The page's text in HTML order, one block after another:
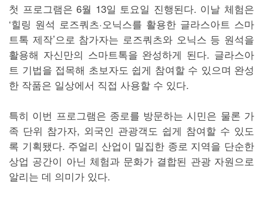
첫 프로그램은 6월 13일 토요일 진행된다. 이날 체험은
‘힐링 원석 로즈쿼츠·오닉스를 활용한 글라스아트 스마
트톡 제작’으로 참가자는 로즈쿼츠와 오닉스 등 원석을
활용해 자신만의 스마트톡을 완성하게 된다. 글라스아
트 기법을 접목해 초보자도 쉽게 참여할 수 있으며 완성
한 작품은 일상에서 직접 사용할 수 있다.
특히 이번 프로그램은 종로를 방문하는 시민은 물론 가
족 단위 참가자, 외국인 관광객도 쉽게 참여할 수 있도
록 기획됐다. 주얼리 산업이 밀집한 종로 지역을 단순한
상업 공간이 아닌 체험과 문화가 결합된 관광 자원으로
알리는 데 의미가 있다.